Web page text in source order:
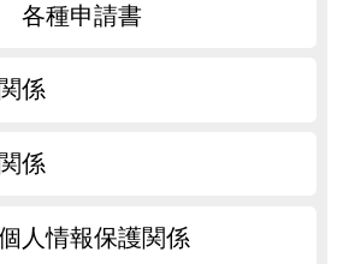
各種申請書
係
係
人情報保護関係